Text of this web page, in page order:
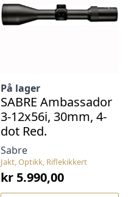
Jakt, Optikk, Riflekikkert
Sabre
På lager
SABRE Ambassador
3-12x56i, 30mm, 4-
dot Red.
kr 5.990,00